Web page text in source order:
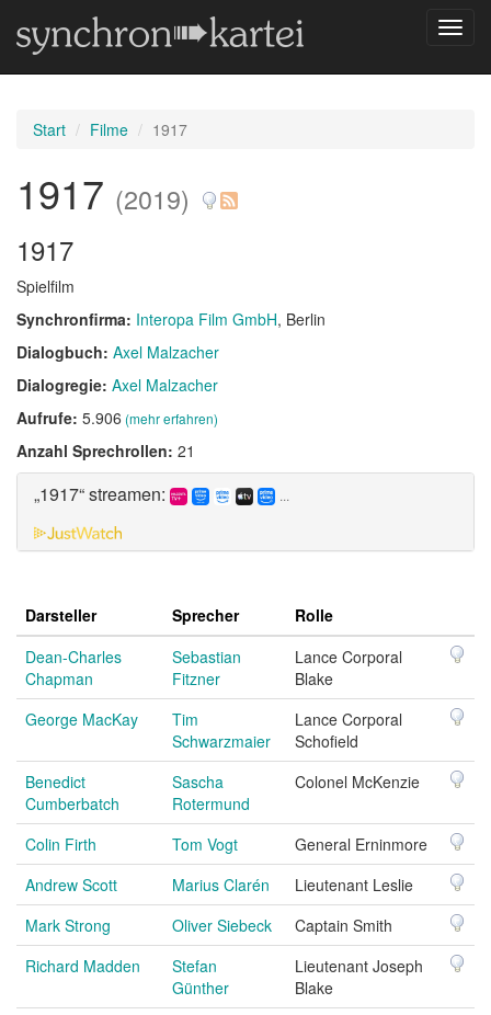
Start Filme 1917
1917 (2019)
1917
Spielfilm
Synchronfirma: Interopa Film GmbH, Berlin
Dialogbuch: Axel Malzacher
Dialogregie: Axel Malzacher
Aufrufe: 5.906 (mehr erfahren)
Anzahl Sprechrollen: 21
„1917“ streamen: ...
Darsteller Sprecher
Rolle
Dean-Charles
Chapman
Sebastian
Fitzner
Lance Corporal
Blake
George MacKay
Tim
Schwarzmaier
Lance Corporal
Schofield
Benedict
Cumberbatch
Sascha
Rotermund
Colonel McKenzie
Colin Firth Tom Vogt
General Erninmore
Andrew Scott
Marius Clarén
Lieutenant Leslie
Mark Strong
Oliver Siebeck
Captain Smith
Richard Madden
Stefan
Günther
Lieutenant Joseph
Blake